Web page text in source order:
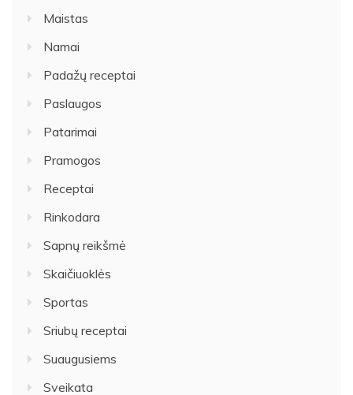
Maistas
Namai
Padažų receptai
Paslaugos
Patarimai
Pramogos
Receptai
Rinkodara
Sapnų reikšmė
Skaičiuoklės
Sportas
Sriubų receptai
Suaugusiems
Sveikata